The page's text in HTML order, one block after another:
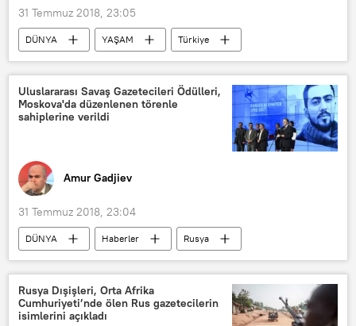
31 Temmuz 2018, 23:05
DÜNYA YAŞAM
Türkiye
Haberler
Çevre
TÜRKİYE
Rize
Çamlıhemşin
Uluslararası Savaş Gazetecileri Ödülleri,
Moskova'da düzenlenen törenle
sahiplerine verildi
Amur Gadjiev
31 Temmuz 2018, 23:04
DÜNYA Haberler
Rusya
Suriye
Khaled El Khatib
Rusya Dışişleri, Orta Afrika
Cumhuriyeti’nde ölen Rus gazetecilerin
isimlerini açıkladı